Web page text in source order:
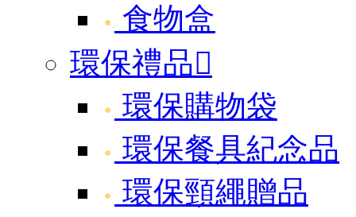
食物盒
環保禮品
環保購物袋
環保餐具紀念品
環保頸繩贈品